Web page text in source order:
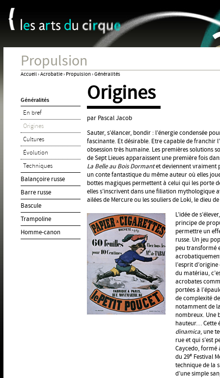
Propulsion
êtes
ici
Accueil›Acrobatie› Propulsion›Généralités
Généralités
En bref
Origines
Cultures
Évolution
Techniques
Balançoire russe
Barre russe
Bascule
Trampoline
Homme-canon
Origines
par Pascal Jacob
Sauter, s’élancer, bondir : l’énergie condensée
fascinante. Et désirable. Etre capable de franchir
obsession très humaine. Les premières solutions
de Sept Lieues apparaissent une première fois
La Belle au Bois Dormantet deviennent vraiment
un conte fantastique du même auteur où elles
bottes magiques permettent à celui qui les porte
elles s’inscrivent dans une filiation mythologique
ailées de Mercure ou les souliers de Loki, le dieu
L’idée de
principe de
permettre un
russe. Un jeu
peu transformé
l’esprit
du matériau,
acrobates
portées à
de complexité
notamment de
nombreux. Une
hauteur… Cette
dinamica, une
rue et qui s’est
Caycedo, formé
du 29e Festival
technique de la
d’une simple
Panneau de gestion des cookies